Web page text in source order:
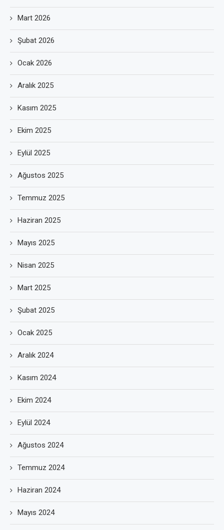
Mart 2026
Şubat 2026
Ocak 2026
Aralık 2025
Kasım 2025
Ekim 2025
Eylül 2025
Ağustos 2025
Temmuz 2025
Haziran 2025
Mayıs 2025
Nisan 2025
Mart 2025
Şubat 2025
Ocak 2025
Aralık 2024
Kasım 2024
Ekim 2024
Eylül 2024
Ağustos 2024
Temmuz 2024
Haziran 2024
Mayıs 2024